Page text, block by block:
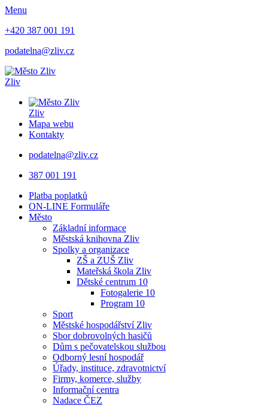
Menu
+420 387 001 191
podatelna@zliv.cz
Zliv
Zliv
Mapa webu
Kontakty
podatelna@zliv.cz
387 001 191
Platba poplatků
ON-LINE Formuláře
Město
Základní informace
Městská knihovna Zliv
Spolky a organizace
ZŠ a ZUŠ Zliv
Mateřská škola Zliv
Dětské centrum 10
Fotogalerie 10
Program 10
Sport
Městské hospodářství Zliv
Sbor dobrovolných hasičů
Dům s pečovatelskou službou
Odborný lesní hospodář
Úřady, instituce, zdravotnictví
Firmy, komerce, služby
Informační centra
Nadace ČEZ